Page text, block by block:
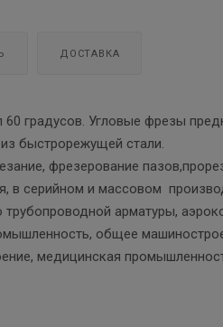
ДОСТАВКА
градусов. Угловые фрезы
быстрорежущей стали.
фрезерование
в серийном и массовом
арматуры,
общее
медицинская